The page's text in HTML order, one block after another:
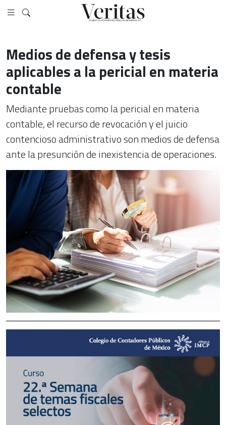
Medios de defensa y tesis
aplicables a la pericial en materia
contable
Mediante pruebas como la pericial en materia
contable, el recurso de revocación y el juicio
contencioso administrativo son medios de defensa
ante la presunción de inexistencia de operaciones.